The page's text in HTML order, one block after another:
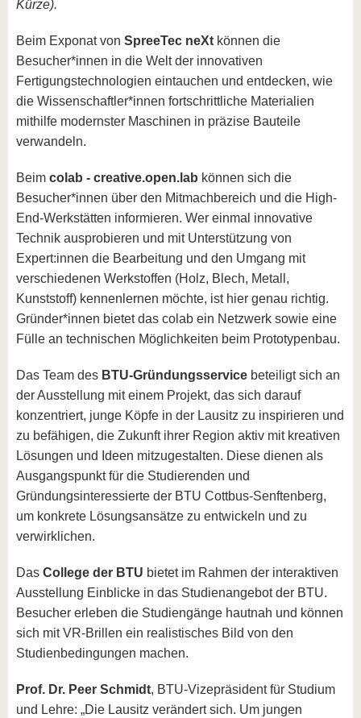
Kürze).
Beim Exponat von SpreeTec neXt können die
Besucher*innen in die Welt der innovativen
Fertigungstechnologien eintauchen und entdecken, wie
die Wissenschaftler*innen fortschrittliche Materialien
mithilfe modernster Maschinen in präzise Bauteile
verwandeln.
Beim colab - creative.open.lab können sich die
Besucher*innen über den Mitmachbereich und die High-
End-Werkstätten informieren. Wer einmal innovative
Technik ausprobieren und mit Unterstützung von
Expert:innen die Bearbeitung und den Umgang mit
verschiedenen Werkstoffen (Holz, Blech, Metall,
Kunststoff) kennenlernen möchte, ist hier genau richtig.
Gründer*innen bietet das colab ein Netzwerk sowie eine
Fülle an technischen Möglichkeiten beim Prototypenbau.
Das Team des BTU-Gründungsservice beteiligt sich an
der Ausstellung mit einem Projekt, das sich darauf
konzentriert, junge Köpfe in der Lausitz zu inspirieren und
zu befähigen, die Zukunft ihrer Region aktiv mit kreativen
Lösungen und Ideen mitzugestalten. Diese dienen als
Ausgangspunkt für die Studierenden und
Gründungsinteressierte der BTU Cottbus-Senftenberg,
um konkrete Lösungsansätze zu entwickeln und zu
verwirklichen.
Das College der BTU bietet im Rahmen der interaktiven
Ausstellung Einblicke in das Studienangebot der BTU.
Besucher erleben die Studiengänge hautnah und können
sich mit VR-Brillen ein realistisches Bild von den
Studienbedingungen machen.
Prof. Dr. Peer Schmidt, BTU-Vizepräsident für Studium
und Lehre: „Die Lausitz verändert sich. Um jungen